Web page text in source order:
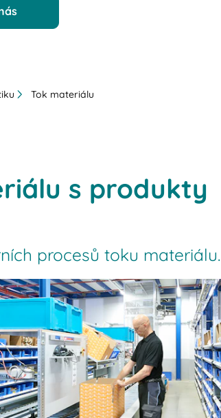
Tok materiálu
s produkty
procesů toku materiálu.